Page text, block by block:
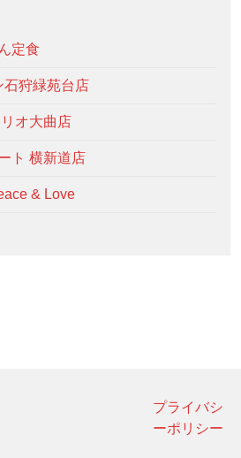
定食
石狩緑苑台店
オ大曲店
ト 横新道店
& Love
プライバシ
ーポリシー